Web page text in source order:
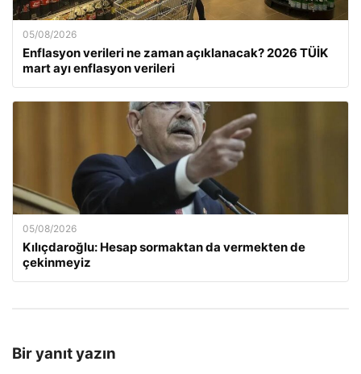
05/08/2026
Enflasyon verileri ne zaman açıklanacak? 2026 TÜİK
mart ayı enflasyon verileri
05/08/2026
Kılıçdaroğlu: Hesap sormaktan da vermekten de
çekinmeyiz
Bir yanıt yazın